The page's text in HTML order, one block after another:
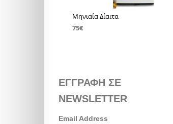
Μηνιαία Δίαιτα
75€
ΕΓΓΡΑΦΗ ΣΕ
NEWSLETTER
Email Address